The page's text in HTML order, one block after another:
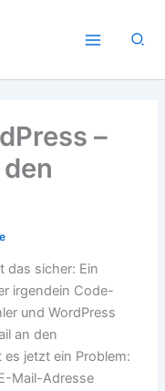
–
das sicher: Ein
irgendein Code-
und WordPress
an den
jetzt ein Problem:
Mail-Adresse